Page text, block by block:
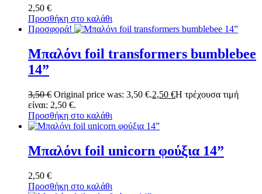
2,50 €
Προσθήκη στο καλάθι
Προσφορά!
Μπαλόνι foil transformers bumblebee
14”
3,50€ Original price was: 3,50 €.2,50 €Η τρέχουσα τιμή
είναι: 2,50 €.
Προσθήκη στο καλάθι
Μπαλόνι foil unicorn φούξια 14”
2,50 €
Προσθήκη στο καλάθι